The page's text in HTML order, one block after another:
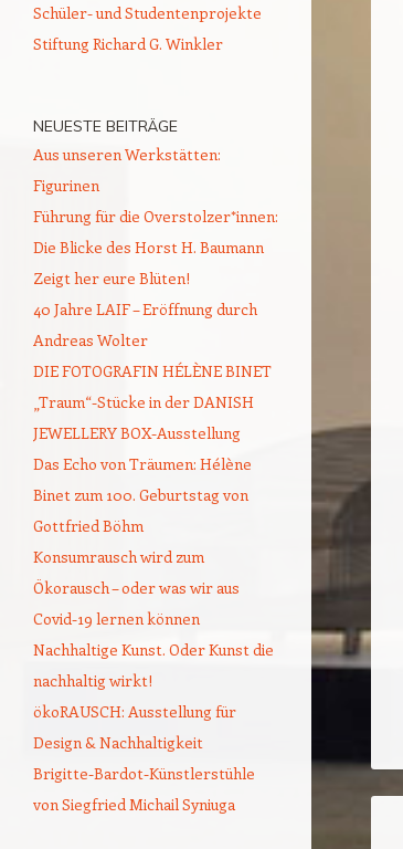
Schüler- und Studentenprojekte
Stiftung Richard G. Winkler
NEUESTE BEITRÄGE
Aus unseren Werkstätten:
Figurinen
Führung für die Overstolzer*innen:
Die Blicke des Horst H. Baumann
Zeigt her eure Blüten!
40 Jahre LAIF – Eröffnung durch
Andreas Wolter
DIE FOTOGRAFIN HÉLÈNE BINET
„Traum“-Stücke in der DANISH
JEWELLERY BOX-Ausstellung
Das Echo von Träumen: Hélène
Binet zum 100. Geburtstag von
Gottfried Böhm
Konsumrausch wird zum
Ökorausch – oder was wir aus
Covid-19 lernen können
Nachhaltige Kunst. Oder Kunst die
nachhaltig wirkt!
ökoRAUSCH: Ausstellung für
Design & Nachhaltigkeit
Brigitte-Bardot-Künstlerstühle
von Siegfried Michail Syniuga